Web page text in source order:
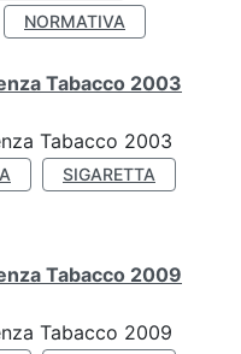
NORMATIVA
Tabacco 2003
Tabacco 2003
SIGARETTA
Tabacco 2009
Tabacco 2009